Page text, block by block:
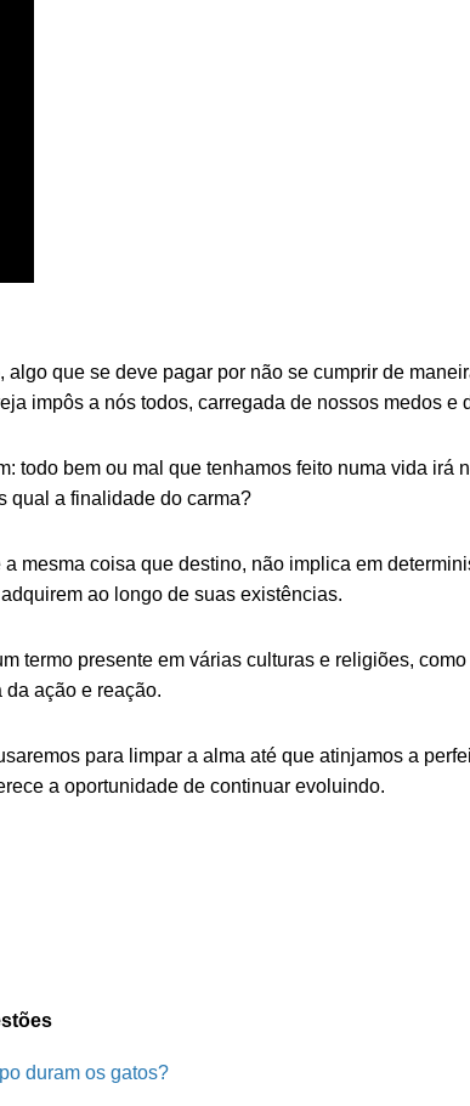
algo que se deve pagar por não se cumprir de
impôs a nós todos, carregada de nossos medos e
todo bem ou mal que tenhamos feito numa vida irá
qual a finalidade do carma?
mesma coisa que destino, não implica em
ao longo de suas existências.
termo presente em várias culturas e religiões,
ação e reação.
para limpar a alma até que atinjamos a
a oportunidade de continuar evoluindo.
duram os gatos?